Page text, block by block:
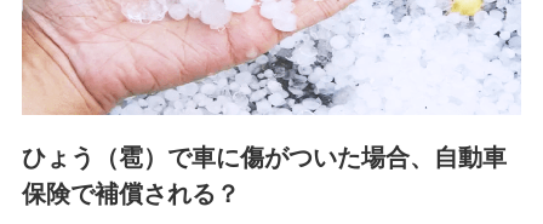
3.セミナー募集サイトから取得した個人情報
各種セミナーの案内、開催のため
上記に係る連絡・手続き・管理等付帯業務を行うため
4.家族・友達紹介にて取得した個人情報
被紹介者への連絡、及び当社と取引のあるもしくは委託を受
けている保険会社・提携会社の保険その他に関する情報を提
ひょう（雹）で車に傷がついた場合、自動車
保険で補償される？